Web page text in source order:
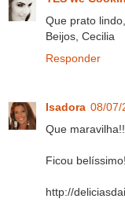
Que prato
Beijos, Cecilia
Responder
Isadora 08/07/
Que
Ficou
http://